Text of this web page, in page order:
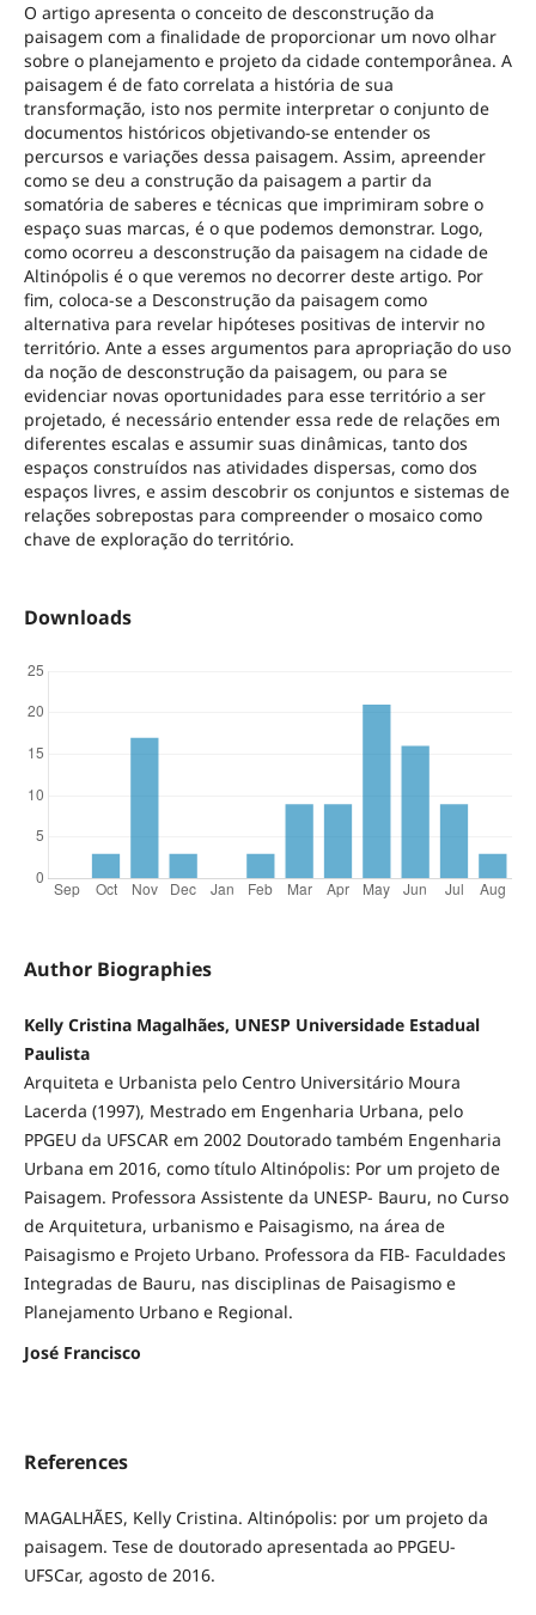
O artigo apresenta o conceito de desconstrução da
paisagem com a finalidade de proporcionar um novo olhar
sobre o planejamento e projeto da cidade contemporânea. A
paisagem é de fato correlata a história de sua
transformação, isto nos permite interpretar o conjunto de
documentos históricos objetivando-se entender os
percursos e variações dessa paisagem. Assim, apreender
como se deu a construção da paisagem a partir da
somatória de saberes e técnicas que imprimiram sobre o
espaço suas marcas, é o que podemos demonstrar. Logo,
como ocorreu a desconstrução da paisagem na cidade de
Altinópolis é o que veremos no decorrer deste artigo. Por
fim, coloca-se a Desconstrução da paisagem como
alternativa para revelar hipóteses positivas de intervir no
território. Ante a esses argumentos para apropriação do uso
da noção de desconstrução da paisagem, ou para se
evidenciar novas oportunidades para esse território a ser
projetado, é necessário entender essa rede de relações em
diferentes escalas e assumir suas dinâmicas, tanto dos
espaços construídos nas atividades dispersas, como dos
espaços livres, e assim descobrir os conjuntos e sistemas de
relações sobrepostas para compreender o mosaico como
chave de exploração do território.
Downloads
Author Biographies
Kelly Cristina Magalhães, UNESP Universidade Estadual
Paulista
Arquiteta e Urbanista pelo Centro Universitário Moura
Lacerda (1997), Mestrado em Engenharia Urbana, pelo
PPGEU da UFSCAR em 2002 Doutorado também Engenharia
Urbana em 2016, como título Altinópolis: Por um projeto de
Paisagem. Professora Assistente da UNESP- Bauru, no Curso
de Arquitetura, urbanismo e Paisagismo, na área de
Paisagismo e Projeto Urbano. Professora da FIB- Faculdades
Integradas de Bauru, nas disciplinas de Paisagismo e
Planejamento Urbano e Regional.
José Francisco
References
MAGALHÃES, Kelly Cristina. Altinópolis: por um projeto da
paisagem. Tese de doutorado apresentada ao PPGEU-
UFSCar, agosto de 2016.